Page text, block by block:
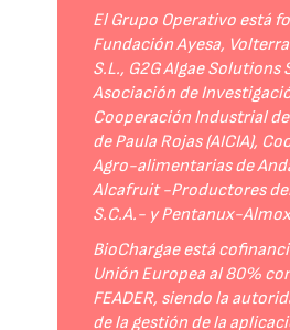
El Grupo Operativo está
Fundación Ayesa,
S.L., G2G Algae Solutions
Asociación de
Cooperación Industrial de
de Paula Rojas (AICIA),
Agro-alimentarias de
Alcafruit -Productores
S.C.A.- y Pentanux-
BioChargae está
Unión Europea al 80%
FEADER, siendo la
de la gestión de la